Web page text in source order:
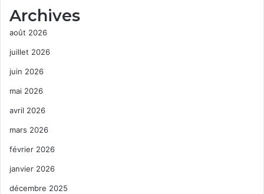
Archives
août 2026
juillet 2026
juin 2026
mai 2026
avril 2026
mars 2026
février 2026
janvier 2026
décembre 2025